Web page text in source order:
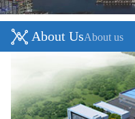
About UsAbout us